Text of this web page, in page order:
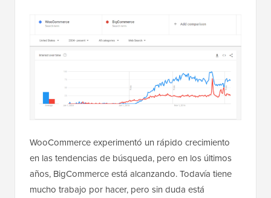
WooCommerce experimentó un rápido crecimiento
en las tendencias de búsqueda, pero en los últimos
años, BigCommerce está alcanzando. Todavía tiene
mucho trabajo por hacer, pero sin duda está